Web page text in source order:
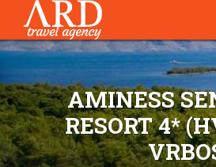
AMINESS
RESORT 4*